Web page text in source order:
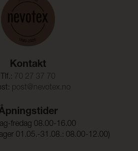
Kontakt
Tlf.: 70 27 37 70
post@nevotex.no
fredag 08.00-16.00
01.05.-31.08.: 08.00-12.00)